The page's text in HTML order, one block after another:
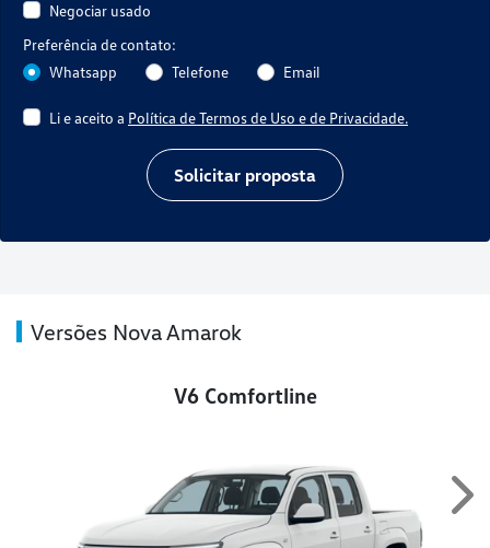
Negociar usado
Preferência de contato:
Whatsapp
Telefone Email
Li e aceito a Política de Termos de Uso e de Privacidade.
Solicitar proposta
Versões Nova Amarok
V6 Comfortline